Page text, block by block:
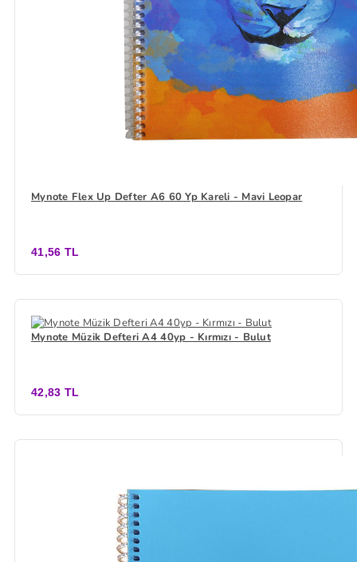
Mynote Flex Up Defter A6 60 Yp Kareli - Mavi Leopar
41,56 TL
Mynote Müzik Defteri A4 40yp - Kırmızı - Bulut
42,83 TL